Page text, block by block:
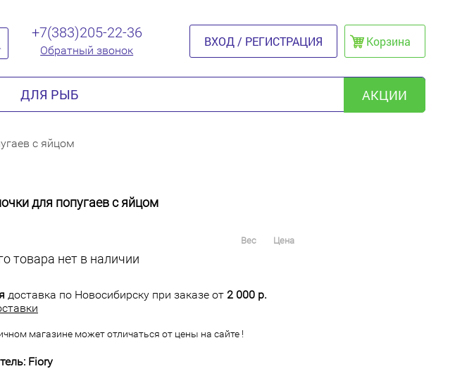
+7(383)205-22-36
Обратный звонок
ВХОД / РЕГИСТРАЦИЯ Корзина
ДЛЯ РЫБ АКЦИИ
с яйцом
для попугаев с яйцом
Вес Цена
товара нет в наличии
доставка по Новосибирску при заказе от 2 000 р.
магазине может отличаться от цены на сайте !
Fiory